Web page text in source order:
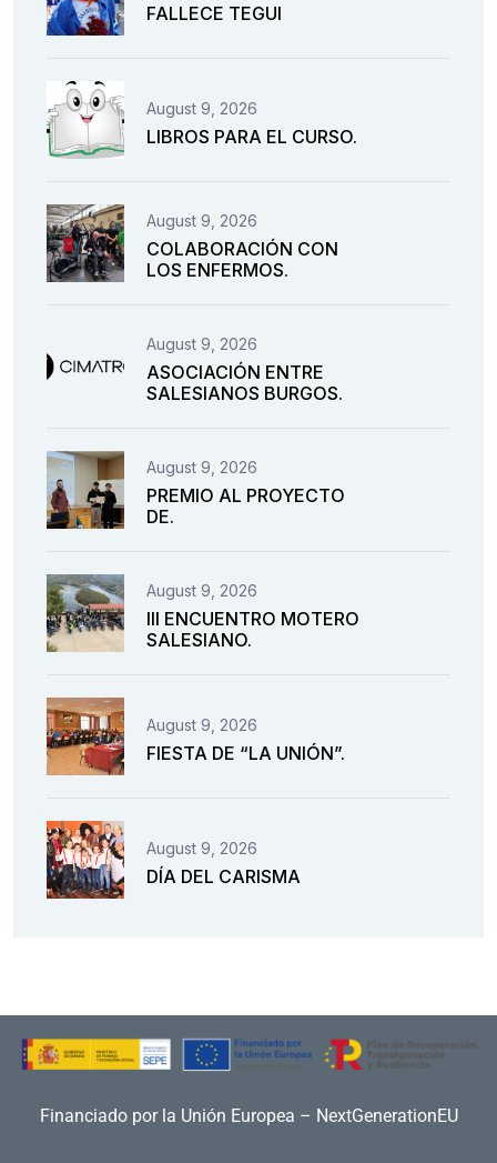
FALLECE TEGUI
August 9, 2026
LIBROS PARA EL CURSO.
August 9, 2026
COLABORACIÓN CON
LOS ENFERMOS.
August 9, 2026
ASOCIACIÓN ENTRE
SALESIANOS BURGOS.
August 9, 2026
PREMIO AL PROYECTO
DE.
August 9, 2026
III ENCUENTRO MOTERO
SALESIANO.
August 9, 2026
FIESTA DE “LA UNIÓN”.
August 9, 2026
DÍA DEL CARISMA
Financiado por la Unión Europea – NextGenerationEU